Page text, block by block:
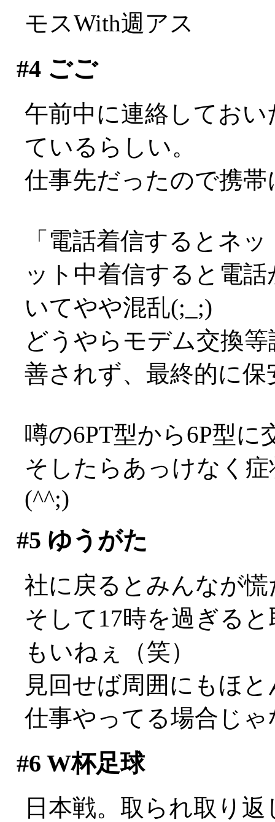
モスWith週アス
#4ごご
午前中に連絡してお
ているらしい。
仕事先だったので携
「電話着信するとネ
ット中着信すると電
いてやや混乱(;_;)
どうやらモデム交換
善されず、最終的に
噂の6PT型から6P型
そしたらあっけなく
(^^;)
#5 ゆうがた
社に戻るとみんなが
そして17時を過ぎる
もいねぇ（笑）
見回せば周囲にもほ
仕事やってる場合じ
#6 W杯足球
日本戦。取られ取り